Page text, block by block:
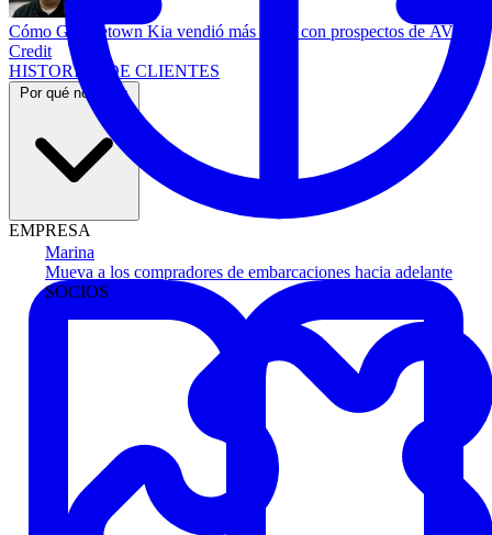
Marina
Mueva a los compradores de embarcaciones hacia adelante
SOCIOS
Cómo Georgetown Kia vendió más autos con prospectos de AVA
Credit
HISTORIAS DE CLIENTES
Por qué nosotros
EMPRESA